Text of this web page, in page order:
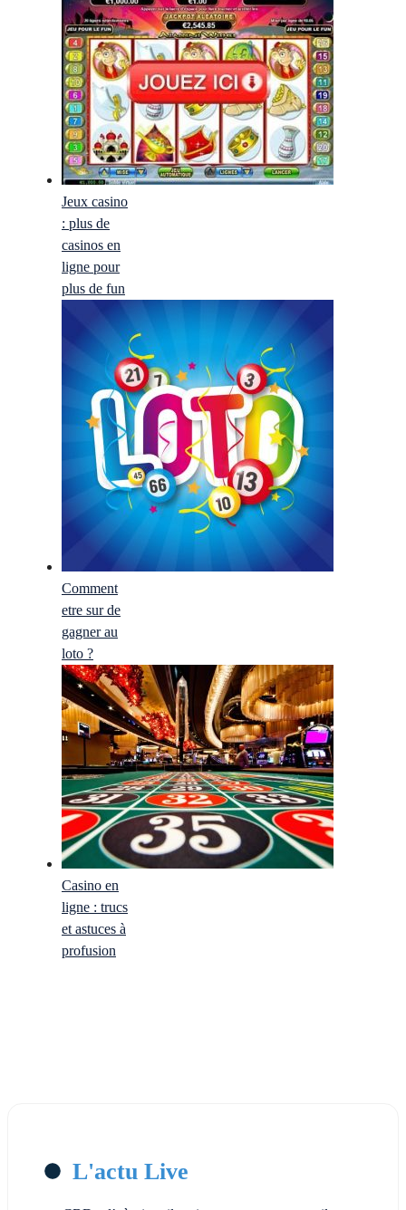
Jeux casino
: plus de
casinos en
ligne pour
plus de fun
Comment
etre sur de
gagner au
loto ?
Casino en
ligne : trucs
et astuces à
profusion
L'actu Live